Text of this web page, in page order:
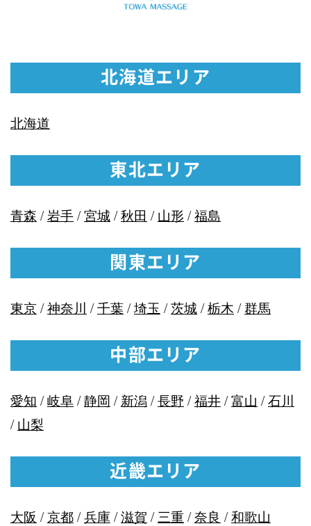
北海道エリア
北海道
東北エリア
青森 /岩手/宮城/秋田 /山形 /福島
関東エリア
東京/神奈川 /千葉/埼玉 /茨城/栃木 /群馬
中部エリア
愛知 /岐阜/静岡 /新潟 /長野 /福井/富山 /石川
/山梨
近畿エリア
大阪 /京都/兵庫/滋賀 /三重 /奈良 /和歌山